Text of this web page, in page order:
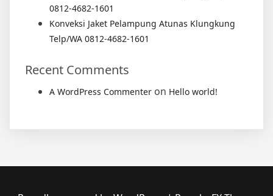
0812-4682-1601
Konveksi Jaket Pelampung Atunas Klungkung
Telp/WA 0812-4682-1601
Recent Comments
A WordPress Commenter on Hello world!